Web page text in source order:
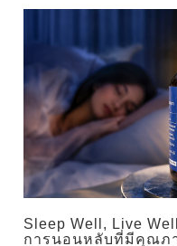
Sleep Well, Live
การนอนหลับที่มีคุณภ